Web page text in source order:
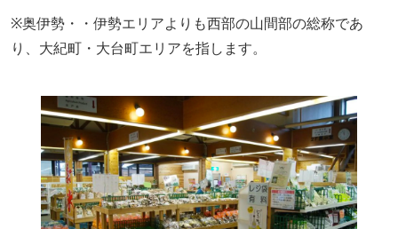
※奥伊勢・・伊勢エリアよりも西部の山間部の総称であ
り、大紀町・大台町エリアを指します。